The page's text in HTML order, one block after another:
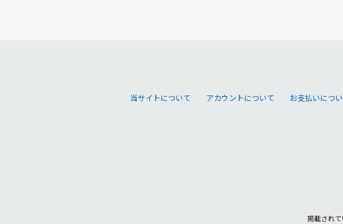
当サイトについて アカウントについて お支払いにつ
掲載され